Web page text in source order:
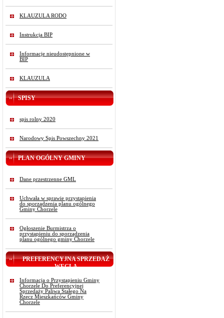
KLAUZULA RODO
Instrukcja BIP
Informacje nieudostępnione w
BIP
KLAUZULA
SPISY
spis rolny 2020
Narodowy Spis Powszechny 2021
PLAN OGÓLNY GMINY
Dane przestrzenne GML
Uchwała w sprawie przystąpienia
do sporządzenia planu ogólnego
Gminy Chorzele
Ogłoszenie Burmistrza o
przystąpieniu do sporządzenia
planu ogólnego gminy Chorzele
PREFERENCYJNA SPRZEDAŻ
WĘGLA
Informacja o Przystąpieniu Gminy
Chorzele Do Preferencyjnej
Sprzedaży Paliwa Stałego Na
Rzecz Mieszkańców Gminy
Chorzele